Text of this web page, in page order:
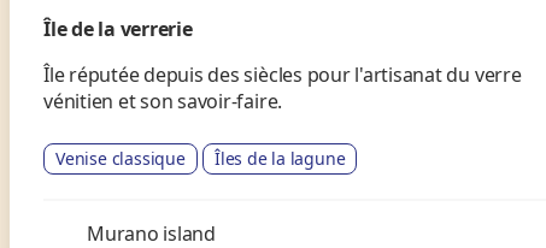
Île de la verrerie
Île réputée depuis des siècles pour l'artisanat du verre
vénitien et son savoir-faire.
Venise classique Îles de la lagune
Murano island